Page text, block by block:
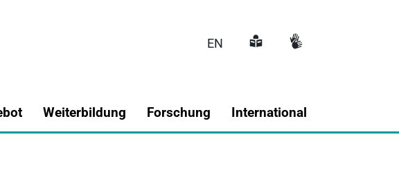
EN
Weiterbildung Forschung International